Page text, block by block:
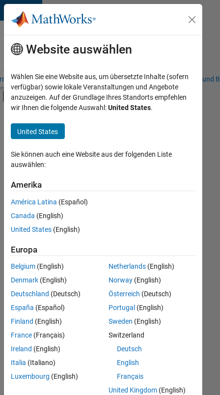
Weiter zum Inhalt
Karriere
bei
MathWorks
– Übersicht Stellensuche Niederlassungen Studierende und
Umschaltung für Off-Canvas-
Hauptinhalt
Commercial Sales
Customer Support
Marketing Communications
Human Resources
+3
Derzeit
es
keine
offenen
Stellen,
Ihren
Suchkriterien
entsprechen.
können
die
Suchkriterien
weiter
fassen
oder
alle
Stellenangebote
anzeigen .
Website auswählen
Wählen Sie eine Website aus, um übersetzte Inhalte (sofern
verfügbar) sowie lokale Veranstaltungen und Angebote
anzuzeigen. Auf der Grundlage Ihres Standorts empfehlen
wir Ihnen die folgende Auswahl:United States.
United States
Sie können auch eine Website aus der folgenden Liste
auswählen:
Amerika
América Latina (Español)
Canada (English)
United States (English)
Europa
Belgium (English)
Denmark (English)
Deutschland (Deutsch)
España (Español)
Finland (English)
France (Français)
Ireland (English)
Italia (Italiano)
Luxembourg (English)
Netherlands(English)
Norway(English)
Österreich (Deutsch)
Portugal (English)
Sweden (English)
Switzerland
Deutsch
English
Français
United Kingdom(English)